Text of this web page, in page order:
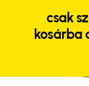
csak
kosárba